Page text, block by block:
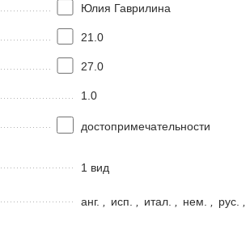
Юлия Гаврилина
21.0
27.0
1.0
достопримечательности
1 вид
анг. исп. итал. нем. рус.